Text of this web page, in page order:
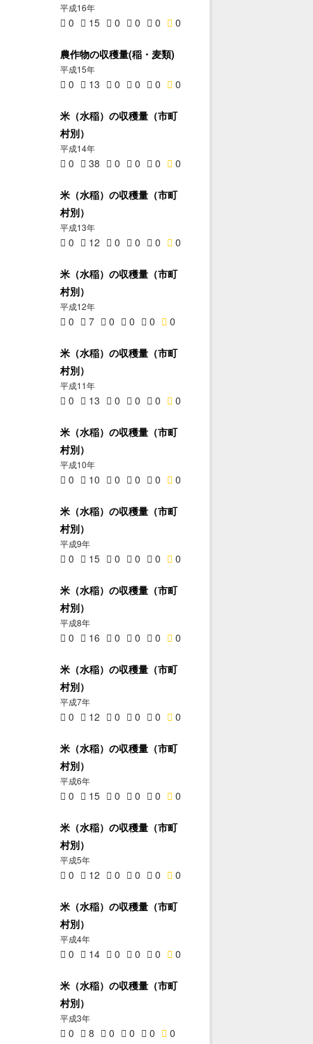
平成16年
0 15 0 0 0 0
農作物の収穫量(稲・麦類)
平成15年
0 13 0 0 0 0
米（水稲）の収穫量（市町
村別）
平成14年
0 38 0 0 0 0
米（水稲）の収穫量（市町
村別）
平成13年
0 12 0 0 0 0
米（水稲）の収穫量（市町
村別）
平成12年
0 7 0 0 0 0
米（水稲）の収穫量（市町
村別）
平成11年
0 13 0 0 0 0
米（水稲）の収穫量（市町
村別）
平成10年
0 10 0 0 0 0
米（水稲）の収穫量（市町
村別）
平成9年
0 15 0 0 0 0
米（水稲）の収穫量（市町
村別）
平成8年
0 16 0 0 0 0
米（水稲）の収穫量（市町
村別）
平成7年
0 12 0 0 0 0
米（水稲）の収穫量（市町
村別）
平成6年
0 15 0 0 0 0
米（水稲）の収穫量（市町
村別）
平成5年
0 12 0 0 0 0
米（水稲）の収穫量（市町
村別）
平成4年
0 14 0 0 0 0
米（水稲）の収穫量（市町
村別）
平成3年
0 8 0 0 0 0